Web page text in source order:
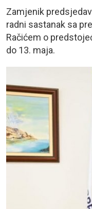
Zamjenik
radni sastanak sa
Račićem o
do 13. maja.